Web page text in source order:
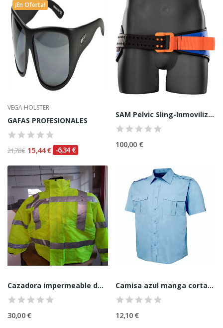
¡En Oferta!
VEGA HOLSTER
GAFAS PROFESIONALES
21,78 € 15,44 € -6,34 €
SAM Pelvic Sling-Inmovilizador
100,00 €
Cazadora impermeable de alta visibilidad
30,00 €
Camisa azul manga corta-talla 42
12,10 €